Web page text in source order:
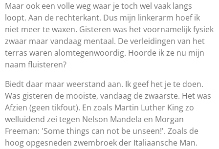
Maar ook een volle weg waar je toch wel vaak langs
loopt. Aan de rechterkant. Dus mijn linkerarm hoef ik
niet meer te waxen. Gisteren was het voornamelijk fysiek
zwaar maar vandaag mentaal. De verleidingen van het
terras waren alomtegenwoordig. Hoorde ik ze nu mijn
naam fluisteren?
Biedt daar maar weerstand aan. Ik geef het je te doen.
Was gisteren de mooiste, vandaag de zwaarste. Het was
Afzien (geen tikfout). En zoals Martin Luther King zo
welluidend zei tegen Nelson Mandela en Morgan
Freeman: 'Some things can not be unseen!'. Zoals de
hoog opgesneden zwembroek der Italiaansche Man.